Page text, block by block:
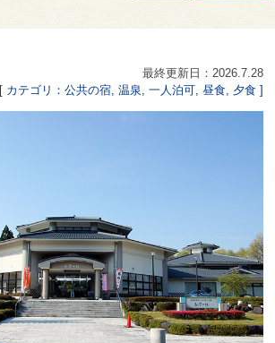
最終更新日：2026.7.28
[ カテゴリ：公共の宿, 温泉, 一人泊可, 昼食, 夕食 ]